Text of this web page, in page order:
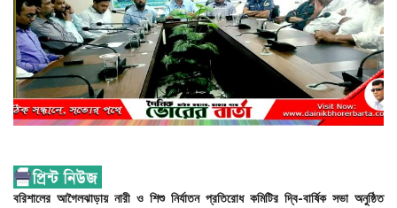
বরিশালের আগৈলঝাড়ায় নারী ও শিশু নির্যাতন প্রতিরোধ কমিটির দ্বি-বার্ষিক সভা অনুষ্ঠিত